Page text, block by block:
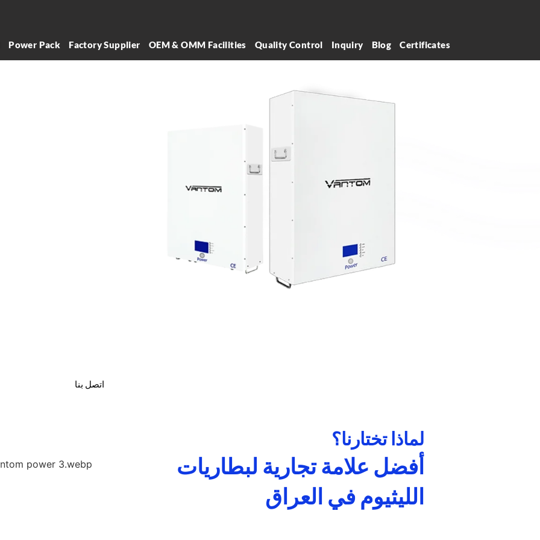
Power Pack Factory Supplier OEM & OMM Facilities Quality Control Inquiry Blog Certificates
اتصل بنا
لماذا تختارنا؟
أفضل علامة تجارية لبطاريات
الليثيوم في العراق